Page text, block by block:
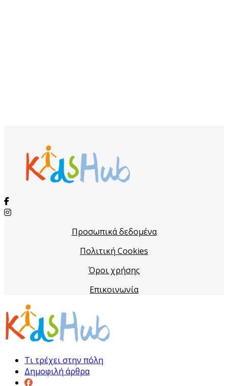
Προσωπικά δεδομένα
Πολιτική Cookies
Όροι χρήσης
Επικοινωνία
Τι τρέχει στην πόλη
Δημοφιλή άρθρα